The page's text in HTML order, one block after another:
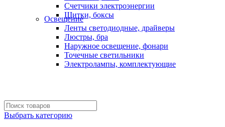
Счетчики электроэнергии
Щитки, боксы
Освещение
Ленты светодиодные, драйверы
Люстры, бра
Наружное освещение, фонари
Точечные светильники
Электролампы, комплектующие
Выбрать категорию